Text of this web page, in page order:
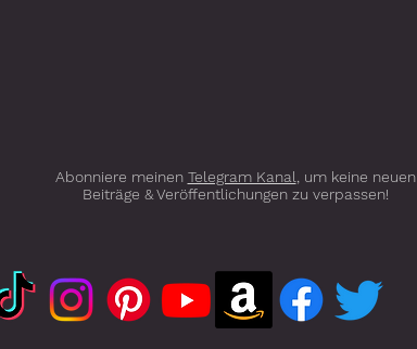
Abonniere meinen Telegram Kanal, um keine neuen
Beiträge & Veröffentlichungen zu verpassen!